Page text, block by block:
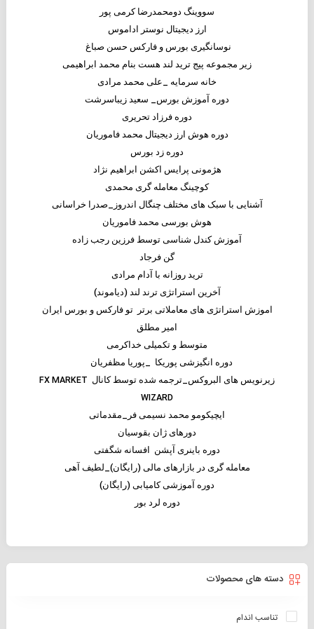
سووینگ دومحمدرضا کرمی پور
ارز دیجیتال نوستر اداموس
نوسانگیری بورس و فارکس حسن صباغ
زیر مجموعه پیج ترید لند هست بنام محمد ابراهیمی
خانه سرمایه _علی محمد مرادی
دوره آموزش بورس_ سعید زیباسرشت
دوره فرزاد تحریری
دوره هوش ارز دیجیتال محمد فاموریان
دوره زد بورس
هژمونی پرایس اکشن ابراهیم نژاد
کوچینگ معامله گری محمدی
آشنایی با سبک های مختلف چنگال اندروز_صدرا خراسانی
هوش بورسی محمد فاموریان
آموزش کندل شناسی توسط فرزین رجب زاده
گن فرجاد
ترید روزانه با آدام مرادی
آخرین استراتژی ترند لند (دیاموند)
اموزش استراتژی های معاملاتی برتر تو فارکس و بورس ایران
امیر مطلق
متوسط و تکمیلی خداکرمی
دوره انگیزشی پوریکا _پوریا مظفریان
زیرنویس های البروکس_ترجمه شده توسط کانال FX MARKET
WIZARD
ایچیکومو محمد نسیمی فر_مقدماتی
دورهای ژان بقوسیان
دوره باینری آپشن افسانه شگفتی
معامله گری در بازارهای مالی (رایگان)_لطیف آهی
دوره آموزشی کامیابی (رایگان)
دوره لرد بور
دسته های محصولات
تناسب اندام